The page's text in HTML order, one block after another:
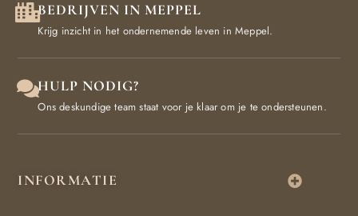
BEDRIJVEN IN MEPPEL
Krijg inzicht in het ondernemende leven in Meppel.
HULP NODIG?
Ons deskundige team staat voor je klaar om je te ondersteunen.
INFORMATIE